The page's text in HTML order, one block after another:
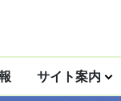
サイト案内